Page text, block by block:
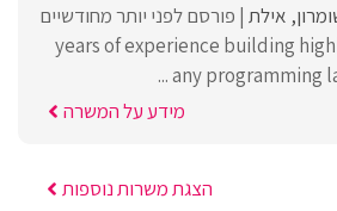
אילת פורסם לפני יותר מחודשיים
4+ years of experience building
any programming
מידע על המשרה
הצגת משרות נוספות